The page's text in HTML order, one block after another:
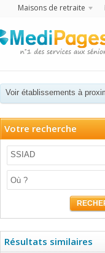
Maisons de retraite
Voir établissements à
Votre recherche
SSIAD
Résultats similaires